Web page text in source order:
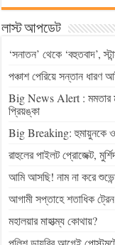
লাস্ট আপডেট
‘সনাতন’ থেকে ‘বহুতবাদ’,
পঞ্চাশ পেরিয়ে সন্তান
Big News Alert : মমতার
প্রিয়ঙ্কা
Big Breaking: হুমায়ুনকে
রাহুলের পাইলট প্রোজেক্ট,
আমি আসছি! নাম না করে
আগামী সপ্তাহে শতাধিক ট্রেন
মহালয়ার মাহাত্ম্য কোথায়?